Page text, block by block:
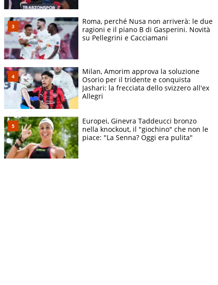
Roma, perché Nusa non arriverà: le due
ragioni e il piano B di Gasperini. Novità
su Pellegrini e Cacciamani
Milan, Amorim approva la soluzione
Osorio per il tridente e conquista
Jashari: la frecciata dello svizzero all'ex
Allegri
Europei, Ginevra Taddeucci bronzo
nella knockout, il "giochino" che non le
piace: "La Senna? Oggi era pulita"